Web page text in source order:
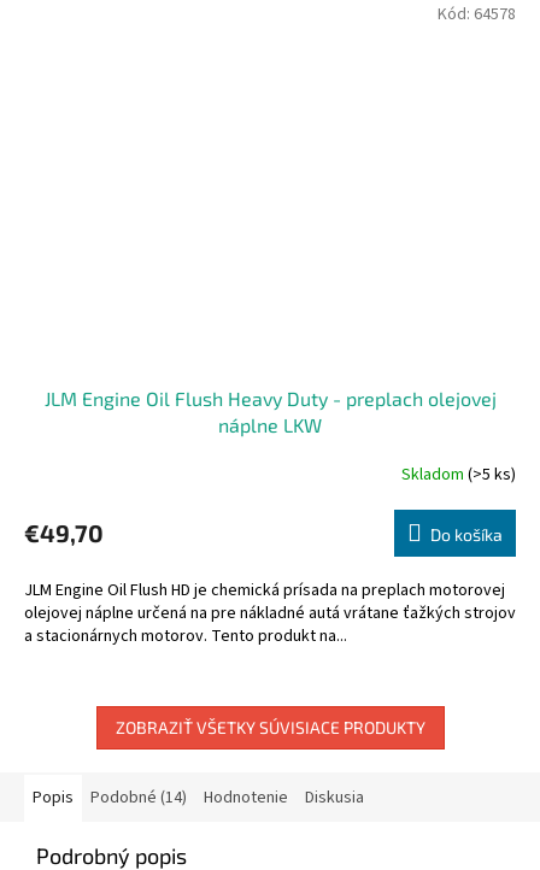
JLM Engine Oil Flush Heavy Duty - preplach olejovej
náplne LKW
Skladom (>5 ks)
€49,70 Do košíka
JLM Engine Oil Flush HD je chemická prísada na preplach motorovej
olejovej náplne určená na pre nákladné autá vrátane ťažkých strojov
a stacionárnych motorov. Tento produkt na...
Kód: 64578
ZOBRAZIŤ VŠETKY SÚVISIACE PRODUKTY
Popis Podobné (14) Hodnotenie Diskusia
Podrobný popis